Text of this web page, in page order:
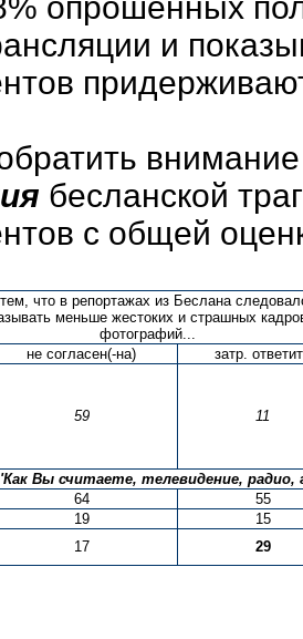
и
бесланской
с общей
что в репортажах из Беслана
меньше жестоких и страшных
фотографий...
не согласен(-на) затр.
59 11
Вы считаете, телевидение,
64
55
19
15
17 29